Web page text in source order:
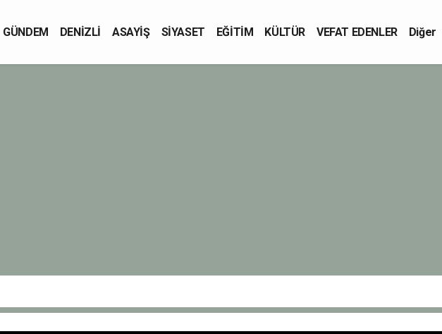
GÜNDEM DENİZLİ ASAYİŞ SİYASET EĞİTİM KÜLTÜR VEFAT EDENLER Diğer